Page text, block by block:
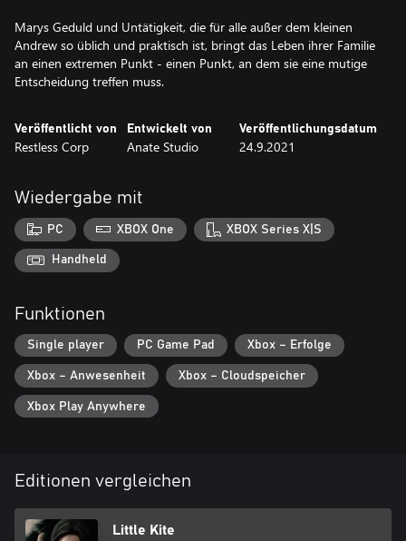
Marys Geduld und Untätigkeit, die für alle außer dem kleinen
Andrew so üblich und praktisch ist, bringt das Leben ihrer Familie
an einen extremen Punkt - einen Punkt, an dem sie eine mutige
Entscheidung treffen muss.
Veröffentlicht von
Restless Corp
Entwickelt von
Anate Studio
Veröffentlichungsdatum
24.9.2021
Wiedergabe mit
PC XBOX One XBOX Series X|S
Handheld
Funktionen
Single player PC Game Pad Xbox – Erfolge
Xbox – Anwesenheit Xbox – Cloudspeicher
Xbox Play Anywhere
Editionen vergleichen
Little Kite